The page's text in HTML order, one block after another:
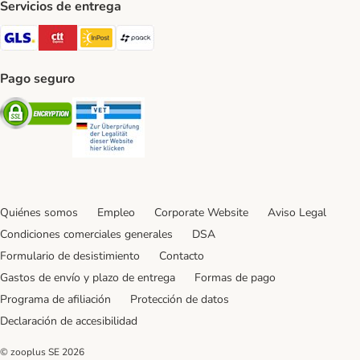
Servicios de entrega
GLS Shipping Method
CTTExpress Shipping Method
InPost Shipping Method
paack Shipping Method
Pago seguro
Security
Quiénes somos Empleo Corporate Website
Aviso Legal
Condiciones comerciales generales
DSA
Formulario de desistimiento
Contacto
Gastos de envío y plazo de entrega
Formas de pago
Programa de afiliación
Protección de datos
Declaración de accesibilidad
© zooplus SE 2026